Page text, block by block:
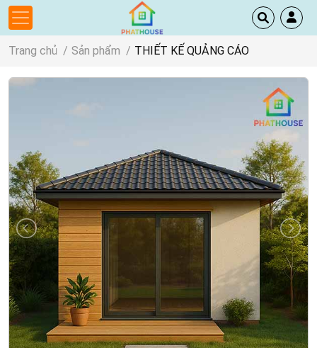
Trang chủ Sản phẩm THIẾT KẾ QUẢNG CÁO